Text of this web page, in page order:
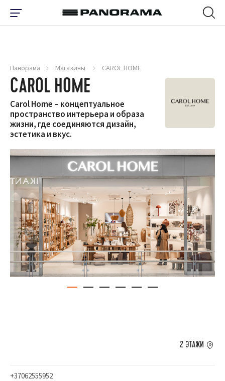
Панорама Магазины CAROL HOME
CAROL HOME
Carol Home – концептуальное
пространство интерьера и образа
жизни, где соединяются дизайн,
эстетика и вкус.
+37062555952
2 ЭТАЖИ